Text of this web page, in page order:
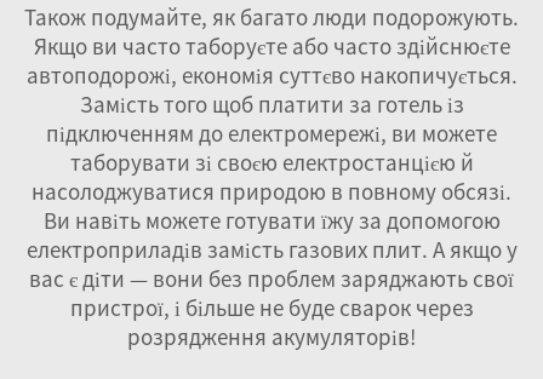
Також подумайте, як багато люди подорожують.
Якщо ви часто таборуєте або часто здійснюєте
автоподорожі, економія суттєво накопичується.
Замість того щоб платити за готель із
підключенням до електромережі, ви можете
таборувати зі своєю електростанцією й
насолоджуватися природою в повному обсязі.
Ви навіть можете готувати їжу за допомогою
електроприладів замість газових плит. А якщо у
вас є діти — вони без проблем заряджають свої
пристрої, і більше не буде сварок через
розрядження акумуляторів!